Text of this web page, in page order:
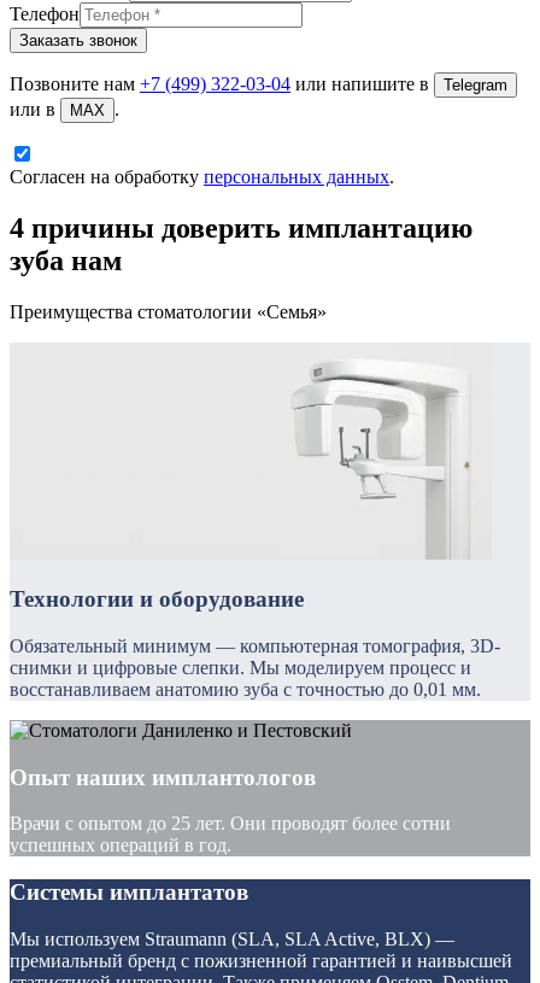
Телефон
Заказать звонок
Позвоните нам +7 (499) 322-03-04 или напишите в Telegram
или в MAX .
Согласен на обработку персональных данных.
4 причины доверить имплантацию
зуба нам
Преимущества стоматологии «Семья»
Технологии и оборудование
Обязательный минимум — компьютерная томография, 3D-
снимки и цифровые слепки. Мы моделируем процесс и
восстанавливаем анатомию зуба с точностью до 0,01 мм.
Опыт наших имплантологов
Врачи с опытом до 25 лет. Они проводят более сотни
успешных операций в год.
Системы имплантатов
Мы используем Straumann (SLA, SLA Active, BLX) —
премиальный бренд с пожизненной гарантией и наивысшей